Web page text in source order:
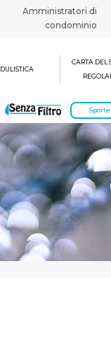
Amministratori di
condominio
CARTA DEL